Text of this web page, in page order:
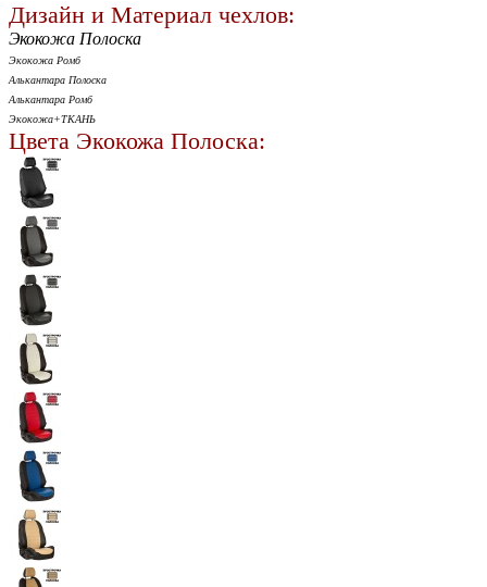
Дизайн и Материал чехлов:
Экокожа Полоска
Экокожа Ромб
Алькантара Полоска
Алькантара Ромб
Экокожа+ТКАНЬ
Цвета Экокожа Полоска: